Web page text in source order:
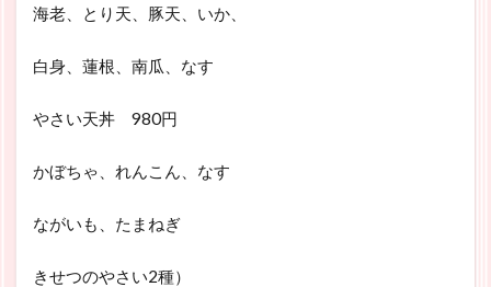
海老、とり天、豚天、いか、
白身、蓮根、南瓜、なす
やさい天丼 980円
かぼちゃ、れんこん、なす
ながいも、たまねぎ
きせつのやさい2種）